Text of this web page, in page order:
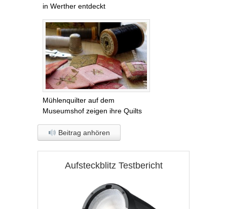
in Werther entdeckt
Mühlenquilter auf dem
Museumshof zeigen ihre Quilts
Beitrag anhören
Aufsteckblitz Testbericht